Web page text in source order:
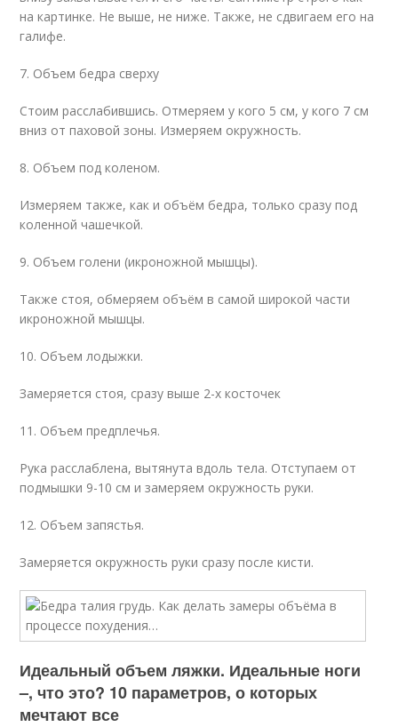
на картинке. Не выше, не ниже. Также, не сдвигаем его на
галифе.
7. Объем бедра сверху
Стоим расслабившись. Отмеряем у кого 5 см, у кого 7 см
вниз от паховой зоны. Измеряем окружность.
8. Объем под коленом.
Измеряем также, как и объём бедра, только сразу под
коленной чашечкой.
9. Объем голени (икроножной мышцы).
Также стоя, обмеряем объём в самой широкой части
икроножной мышцы.
10. Объем лодыжки.
Замеряется стоя, сразу выше 2-х косточек
11. Объем предплечья.
Рука расслаблена, вытянута вдоль тела. Отступаем от
подмышки 9-10 см и замеряем окружность руки.
12. Объем запястья.
Замеряется окружность руки сразу после кисти.
Идеальный объем ляжки. Идеальные ноги
–, что это? 10 параметров, о которых
мечтают все